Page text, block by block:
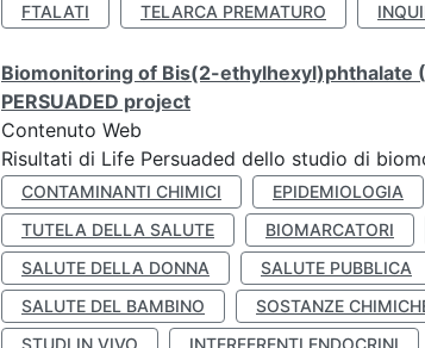
FTALATI
TELARCA PREMATURO
Biomonitoring of Bis(2-ethylhexyl)phthalate
PERSUADED project
Contenuto Web
Risultati di Life Persuaded dello studio di
CONTAMINANTI CHIMICI EPIDEMIOLOGIA
TUTELA DELLA SALUTE
BIOMARCATORI
SALUTE DELLA DONNA
SALUTE PUBBLICA
SALUTE DEL BAMBINO
SOSTANZE
STUDI IN VIVO
INTERFERENTI ENDOCRINI